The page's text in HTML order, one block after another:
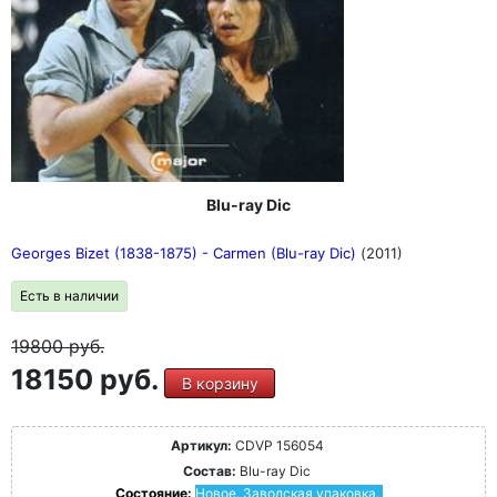
Blu-ray Dic
Georges Bizet (1838-1875) - Carmen (Blu-ray Dic) (2011)
Есть в наличии
19800руб.
18150 руб. В корзину
Артикул: CDVP 156054
Состав: Blu-ray Dic
Состояние: Новое. Заводская упаковка.